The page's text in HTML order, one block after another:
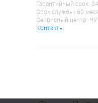
Гарантийный срок:
Срок службы: 60
Сервисный центр:
Контакты